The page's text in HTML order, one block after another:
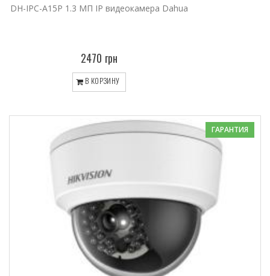
DH-IPC-A15P 1.3 МП IP видеокамера Dahua
2470 грн
В КОРЗИНУ
ГАРАНТИЯ